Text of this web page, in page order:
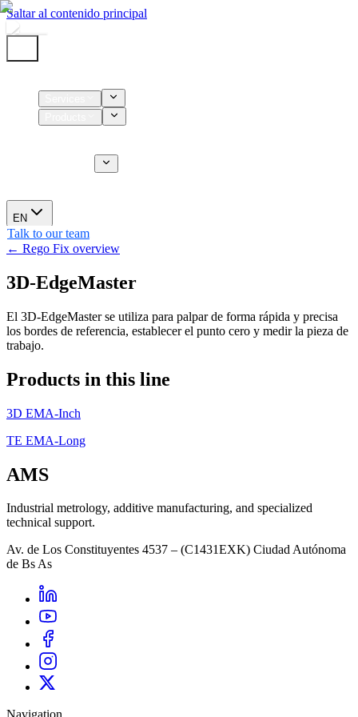
Saltar al contenido principal
EN
Talk to our team
← Rego Fix overview
3D-EdgeMaster
El 3D-EdgeMaster se utiliza para palpar de forma rápida y precisa
los bordes de referencia, establecer el punto cero y medir la pieza de
trabajo.
Products in this line
3D EMA-Inch
TE EMA-Long
AMS
Industrial metrology, additive manufacturing, and specialized
technical support.
Av. de Los Constituyentes 4537 – (C1431EXK) Ciudad Autónoma
de Bs As